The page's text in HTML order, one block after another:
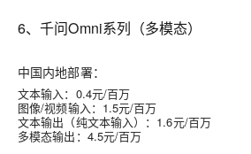
6、千问Omni系列（多模态）
中国内地部署：
文本输入：0.4元/百万
图像/视频输入：1.5元/百万
文本输出（纯文本输入）：1.6元/百万
多模态输出：4.5元/百万